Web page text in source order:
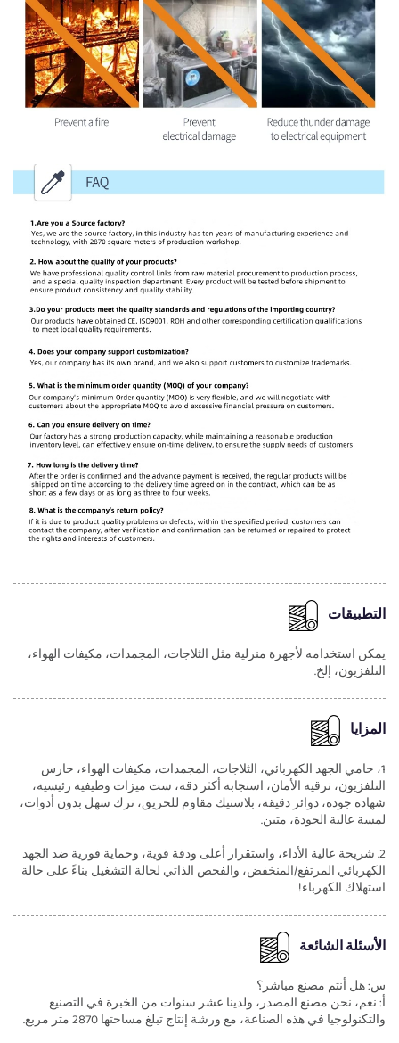
التطبيقات
يمكن استخدامه لأجهزة منزلية مثل الثلاجات، المجمدات، مكيفات الهواء،
التلفزيون، إلخ.
المزايا
1، حامي الجهد الكهربائي، الثلاجات، المجمدات، مكيفات الهواء، حارس
التلفزيون، ترقية الأمان، استجابة أكثر دقة، ست ميزات وظيفية رئيسية،
شهادة جودة، دوائر دقيقة، بلاستيك مقاوم للحريق، ترك سهل بدون أدوات،
لمسة عالية الجودة، متين.
2. شريحة عالية الأداء، واستقرار أعلى ودقة قوية، وحماية فورية ضد الجهد
الكهربائي المرتفع/المنخفض، والفحص الذاتي لحالة التشغيل بناءً على حالة
استهلاك الكهرباء!
الأسئلة الشائعة
س: هل أنتم مصنع مباشر؟
أ: نعم، نحن مصنع المصدر، ولدينا عشر سنوات من الخبرة في التصنيع
والتكنولوجيا في هذه الصناعة، مع ورشة إنتاج تبلغ مساحتها 2870 متر مربع.